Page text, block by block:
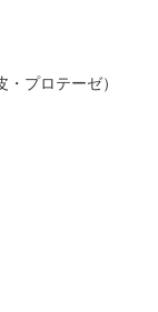
プロテーゼ）